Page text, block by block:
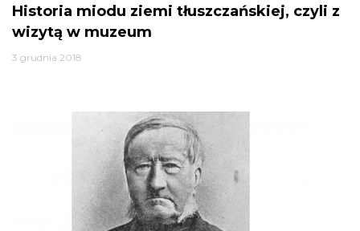
Historia miodu ziemi tłuszczańskiej, czyli z
wizytą w muzeum
3 grudnia 2018